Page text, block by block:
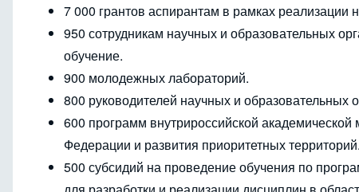
7 000 грантов аспирантам в рамках реализации
950 сотрудникам научных и образовательных
обучение.
900 молодежных лабораторий.
800 руководителей научных и образовательных
600 программ внутрироссийской академической
Федерации и развития приоритетных территорий.
500 субсидий на проведение обучения по